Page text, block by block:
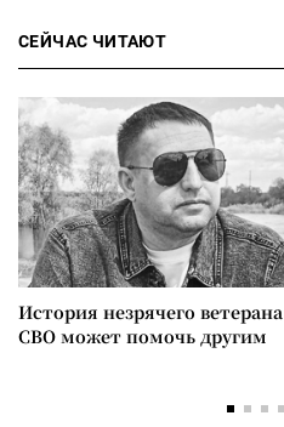
СЕЙЧАС ЧИТАЮТ
История незрячего ветерана
СВО может помочь другим